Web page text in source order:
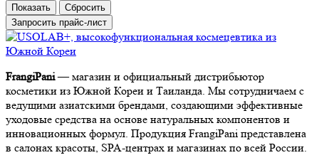
Сбросить
Запросить прайс-лист
FrangiPani— магазин и официальный дистрибьютор
косметики из Южной Кореи и Таиланда. Мы сотрудничаем с
ведущими азиатскими брендами, создающими эффективные
уходовые средства на основе натуральных компонентов и
инновационных формул. Продукция FrangiPani представлена
в салонах красоты, SPA-центрах и магазинах по всей России.